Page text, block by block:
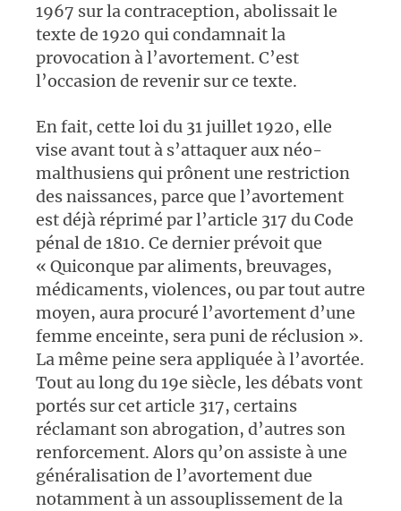
1967 sur la contraception, abolissait le
texte de 1920 qui condamnait la
provocation à l’avortement. C’est
l’occasion de revenir sur ce texte.
En fait, cette loi du 31 juillet 1920, elle
vise avant tout à s’attaquer aux néo-
malthusiens qui prônent une restriction
des naissances, parce que l’avortement
est déjà réprimé par l’article 317 du Code
pénal de 1810. Ce dernier prévoit que
« Quiconque par aliments, breuvages,
médicaments, violences, ou par tout autre
moyen, aura procuré l’avortement d’une
femme enceinte, sera puni de réclusion ».
La même peine sera appliquée à l’avortée.
Tout au long du 19e siècle, les débats vont
portés sur cet article 317, certains
réclamant son abrogation, d’autres son
renforcement. Alors qu’on assiste à une
généralisation de l’avortement due
notamment à un assouplissement de la